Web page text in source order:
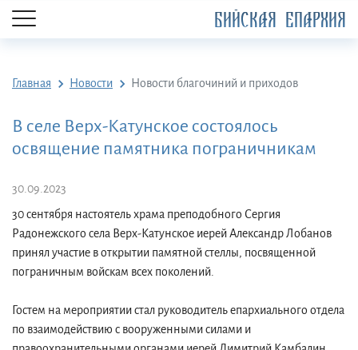
БИЙСКАЯ ЕПАРХИЯ
Главная Новости Новости благочиний и приходов
В селе Верх-Катунское состоялось
освящение памятника пограничникам
30.09.2023
30 сентября настоятель храма преподобного Сергия
Радонежского села Верх-Катунское иерей Александр Лобанов
принял участие в открытии памятной стеллы, посвященной
пограничным войскам всех поколений.
Гостем на мероприятии стал руководитель епархиального отдела
по взаимодействию с вооруженными силами и